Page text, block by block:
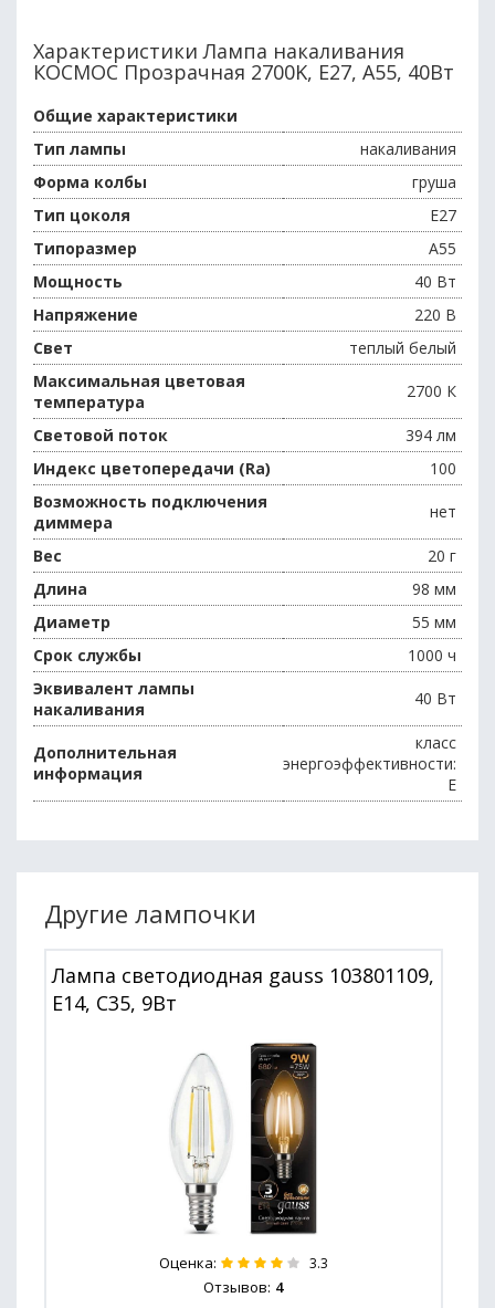
Характеристики Лампа накаливания
КОСМОС Прозрачная 2700K, E27, A55, 40Вт
Общие характеристики
Тип лампы
накаливания
Форма колбы
груша
Тип цоколя
E27
Типоразмер
A55
Мощность
40 Вт
Напряжение
220 В
Свет
теплый белый
Максимальная цветовая
температура
2700 К
Световой поток
394 лм
Индекс цветопередачи (Ra)
100
Возможность подключения
диммера
нет
Вес
20 г
Длина
98 мм
Диаметр
55 мм
Срок службы
1000 ч
Эквивалент лампы
накаливания
40 Вт
Дополнительная
информация
класс
энергоэффективности:
E
Другие лампочки
Лампа светодиодная gauss 103801109,
E14, C35, 9Вт
Оценка: 3.3
Отзывов: 4